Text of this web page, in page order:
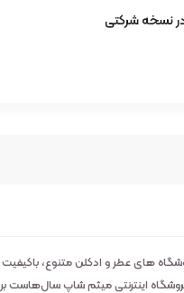
نسخه شرکتی
های عطر و ادکلن متنوع،
اینترنتی میثم شاپ سال‌هاست بر